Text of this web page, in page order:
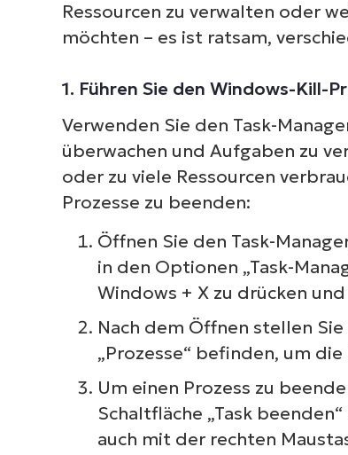
Ressourcen zu verwalten oder
möchten – es ist ratsam,
1. Führen Sie den Windows-Kill-
Verwenden Sie den Task-
überwachen und Aufgaben zu
oder zu viele Ressourcen
Prozesse zu beenden:
Öffnen Sie den Task-
in den Optionen „Task-
Windows + X zu drücken
Nach dem Öffnen stellen
„Prozesse“ befinden, um
Um einen Prozess zu
Schaltfläche „Task
auch mit der rechten